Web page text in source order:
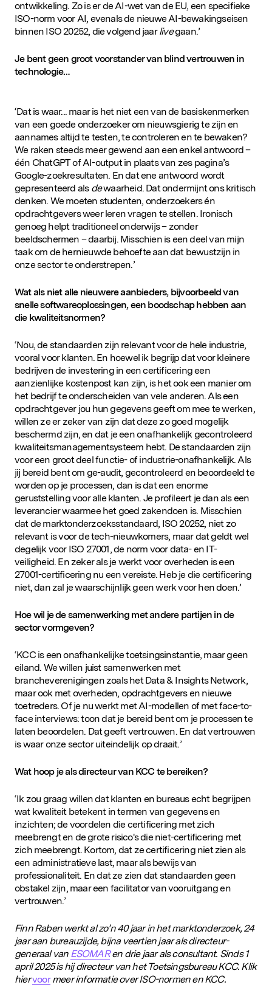
Populaire zoekopdrachten
ontwikkeling. Zo is er de AI-wet van de EU, een specifieke
ISO-norm voor AI, evenals de nieuwe AI-bewakingseisen
binnen ISO 20252, die volgend jaarlivegaan.’
Je bent geen groot voorstander van blind vertrouwen in
technologie…
‘Dat is waar... maar is het niet een van de basiskenmerken
van een goede onderzoeker om nieuwsgierig te zijn en
aannames altijd te testen, te controleren en te bewaken?
We raken steeds meer gewend aan een enkel antwoord –
één ChatGPT of AI-output in plaats van zes pagina’s
Google-zoekresultaten. En dat ene antwoord wordt
gepresenteerd als dewaarheid. Dat ondermijnt ons kritisch
denken. We moeten studenten, onderzoekers én
opdrachtgevers weer leren vragen te stellen. Ironisch
genoeg helpt traditioneel onderwijs – zonder
beeldschermen – daarbij. Misschien is een deel van mijn
taak om de hernieuwde behoefte aan dat bewustzijn in
onze sector te onderstrepen.’
Wat als niet alle nieuwere aanbieders, bijvoorbeeld van
snelle softwareoplossingen, een boodschap hebben aan
die kwaliteitsnormen?
‘Nou, de standaarden zijn relevant voor de hele industrie,
vooral voor klanten. En hoewel ik begrijp dat voor kleinere
bedrijven de investering in een certificering een
aanzienlijke kostenpost kan zijn, is het ook een manier om
het bedrijf te onderscheiden van vele anderen. Als een
opdrachtgever jou hun gegevens geeft om mee te werken,
willen ze er zeker van zijn dat deze zo goed mogelijk
beschermd zijn, en dat je een onafhankelijk gecontroleerd
kwaliteitsmanagementsysteem hebt. De standaarden zijn
voor een groot deel functie- of industrie-onafhankelijk. Als
jij bereid bent om ge-audit, gecontroleerd en beoordeeld te
worden op je processen, dan is dat een enorme
geruststelling voor alle klanten. Je profileert je dan als een
leverancier waarmee het goed zakendoen is. Misschien
dat de marktonderzoeksstandaard, ISO 20252, niet zo
relevant is voor de tech-nieuwkomers, maar dat geldt wel
degelijk voor ISO 27001, de norm voor data- en IT-
veiligheid. En zeker als je werkt voor overheden is een
27001-certificering nu een vereiste. Heb je die certificering
niet, dan zal je waarschijnlijk geen werk voor hen doen.’
Hoe wil je de samenwerking met andere partijen in de
sector vormgeven?
‘KCC is een onafhankelijke toetsingsinstantie, maar geen
eiland. We willen juist samenwerken met
brancheverenigingen zoals het Data & Insights Network,
maar ook met overheden, opdrachtgevers en nieuwe
toetreders. Of je nu werkt met AI-modellen of met face-to-
face interviews: toon dat je bereid bent om je processen te
laten beoordelen. Dat geeft vertrouwen. En dat vertrouwen
is waar onze sector uiteindelijk op draait.’
Wat hoop je als directeur van KCC te bereiken?
‘Ik zou graag willen dat klanten en bureaus echt begrijpen
wat kwaliteit betekent in termen van gegevens en
inzichten; de voordelen die certificering met zich
meebrengt en de grote risico's die niet-certificering met
zich meebrengt. Kortom, dat ze certificering niet zien als
een administratieve last, maar als bewijs van
professionaliteit. En dat ze zien dat standaarden geen
obstakel zijn, maar een facilitator van vooruitgang en
vertrouwen.’
Finn Raben werkt al zo’n 40 jaar in het marktonderzoek, 24
jaar aan bureauzijde, bijna veertien jaar als directeur-
generaal van ESOMARen drie jaar als consultant. Sinds 1
april 2025 is hij directeur van het Toetsingsbureau KCC. Klik
hiervoormeer informatie over ISO-normen en KCC.